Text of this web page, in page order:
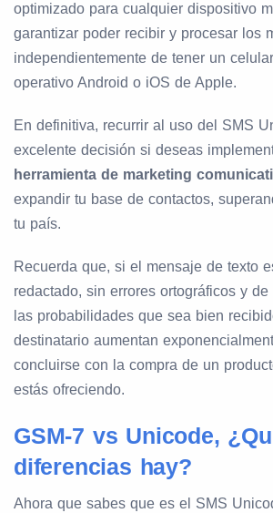
optimizado para cualquier dispositivo
garantizar poder recibir y procesar los
independientemente de tener un
operativo Android o iOS de Apple.
En definitiva, recurrir al uso del SMS
excelente decisión si deseas
herramienta de marketing
expandir tu base de contactos,
tu país.
Recuerda que, si el mensaje de texto
redactado, sin errores ortográficos y
las probabilidades que sea bien
destinatario aumentan
concluirse con la compra de un
estás ofreciendo.
GSM-7 vs Unicode,
diferencias hay?
Ahora que sabes que es el SMS